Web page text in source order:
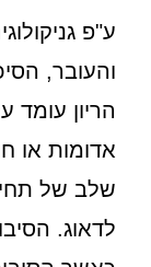
ע"פ
והעובר,
אדומות או
שלב של
לדאוג.